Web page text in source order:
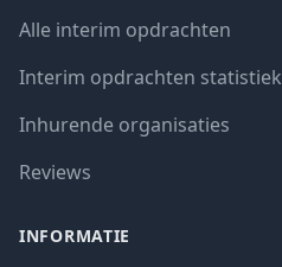
Alle interim opdrachten
Interim opdrachten statistiek
Inhurende organisaties
Reviews
INFORMATIE